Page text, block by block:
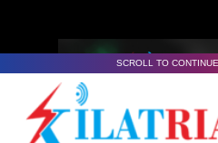
SCROLL TO